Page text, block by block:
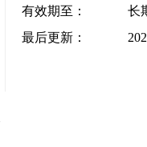
有效期至：
长
最后更新：